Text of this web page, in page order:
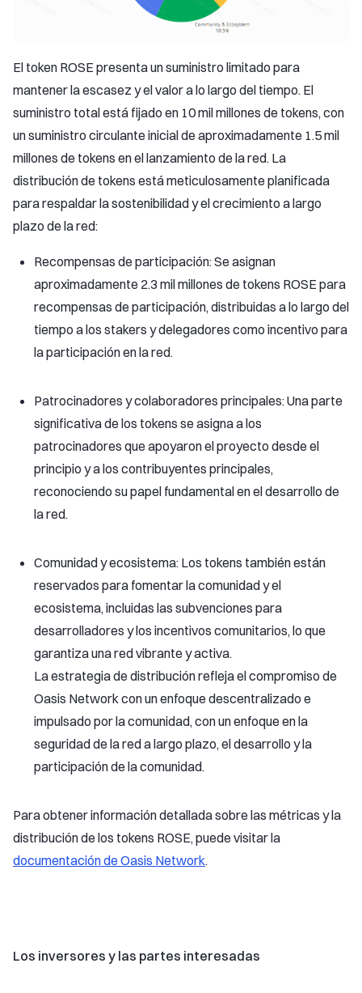
El token ROSE presenta un suministro limitado para
mantener la escasez y el valor a lo largo del tiempo. El
suministro total está fijado en 10 mil millones de tokens, con
un suministro circulante inicial de aproximadamente 1.5 mil
millones de tokens en el lanzamiento de la red. La
distribución de tokens está meticulosamente planificada
para respaldar la sostenibilidad y el crecimiento a largo
plazo de la red:
Recompensas de participación: Se asignan
aproximadamente 2.3 mil millones de tokens ROSE para
recompensas de participación, distribuidas a lo largo del
tiempo a los stakers y delegadores como incentivo para
la participación en la red.
Patrocinadores y colaboradores principales: Una parte
significativa de los tokens se asigna a los
patrocinadores que apoyaron el proyecto desde el
principio y a los contribuyentes principales,
reconociendo su papel fundamental en el desarrollo de
la red.
Comunidad y ecosistema: Los tokens también están
reservados para fomentar la comunidad y el
ecosistema, incluidas las subvenciones para
desarrolladores y los incentivos comunitarios, lo que
garantiza una red vibrante y activa.
La estrategia de distribución refleja el compromiso de
Oasis Network con un enfoque descentralizado e
impulsado por la comunidad, con un enfoque en la
seguridad de la red a largo plazo, el desarrollo y la
participación de la comunidad.
Para obtener información detallada sobre las métricas y la
distribución de los tokens ROSE, puede visitar la
documentación de Oasis Network.
Los inversores y las partes interesadas